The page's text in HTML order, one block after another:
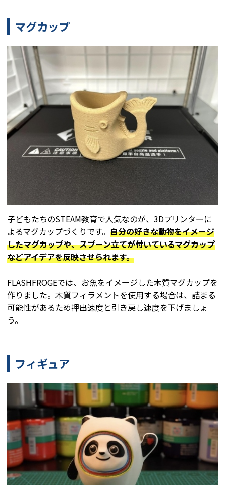
マグカップ
子どもたちのSTEAM教育で人気なのが、3Dプリンターに
よるマグカップづくりです。 自分の好きな動物をイメージ
したマグカップや、スプーン立てが付いているマグカップ
などアイデアを反映させられます。
FLASHFROGEでは、お魚をイメージした木質マグカップを
作りました。木質フィラメントを使用する場合は、詰まる
可能性があるため押出速度と引き戻し速度を下げましょ
う。
フィギュア